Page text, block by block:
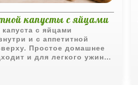
капусты с яйцами
с яйцами
и с аппетитной
Простое домашнее
и для легкого ужина,